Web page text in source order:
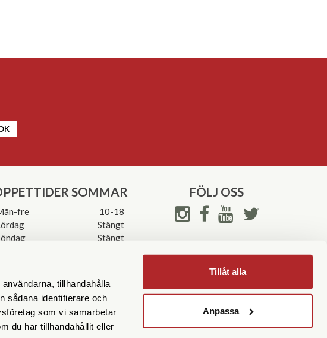
tillhandahålla
sådana identifierare och
som vi samarbetar
du har tillhandahållit eller
Tillåt alla
Anpassa
SOMMAR
fre
10-18
Stängt
Stängt
FÖLJ OSS